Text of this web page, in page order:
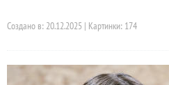
Создано в: 20.12.2025 | Картинки: 174